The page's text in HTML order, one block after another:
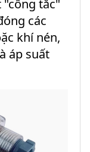
tắc"
các
khí nén,
áp suất